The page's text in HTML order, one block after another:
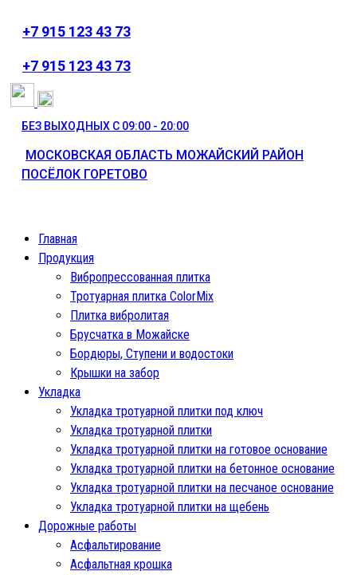
+7 915 123 43 73
⁦+7 915 123 43 73
БЕЗ ВЫХОДНЫХ С 09:00 - 20:00
МОСКОВСКАЯ ОБЛАСТЬ МОЖАЙСКИЙ РАЙОН
ПОСЁЛОК ГОРЕТОВО
Главная
Продукция
Вибропрессованная плитка
Тротуарная плитка ColorMix
Плитка вибролитая
Брусчатка в Можайске
Бордюры, Ступени и водостоки
Крышки на забор
Укладка
Укладка тротуарной плитки под ключ
Укладка тротуарной плитки
Укладка тротуарной плитки на готовое основание
Укладка тротуарной плитки на бетонное основание
Укладка тротуарной плитки на песчаное основание
Укладка тротуарной плитки на щебень
Дорожные работы
Асфальтирование
Асфальтная крошка